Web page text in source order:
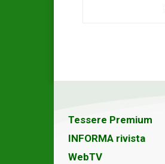
Tessere Premium
INFORMA rivista
WebTV